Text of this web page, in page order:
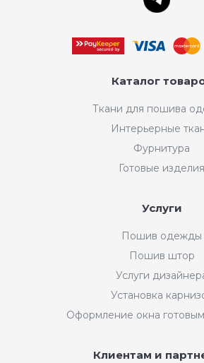
Каталог
Ткани для пошива
Интерьерные
Фурнитура
Готовые изделия
Услуги
Пошив одежды
Пошив штор
Услуги
Установка
Оформление окна
Клиентам и